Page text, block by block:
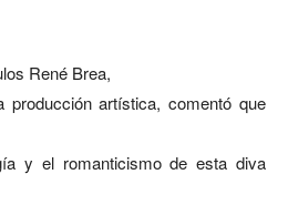
René Brea,
artística, comentó que
y el romanticismo de esta diva